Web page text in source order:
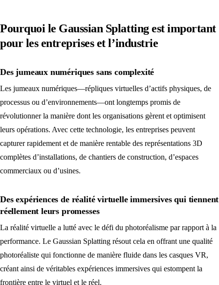
Pourquoi le Gaussian Splatting est important
pour les entreprises et l’industrie
Des jumeaux numériques sans complexité
Les jumeaux numériques—répliques virtuelles d’actifs physiques, de
processus ou d’environnements—ont longtemps promis de
révolutionner la manière dont les organisations gèrent et optimisent
leurs opérations. Avec cette technologie, les entreprises peuvent
capturer rapidement et de manière rentable des représentations 3D
complètes d’installations, de chantiers de construction, d’espaces
commerciaux ou d’usines.
Des expériences de réalité virtuelle immersives qui tiennent
réellement leurs promesses
La réalité virtuelle a lutté avec le défi du photoréalisme par rapport à la
performance. Le Gaussian Splatting résout cela en offrant une qualité
photoréaliste qui fonctionne de manière fluide dans les casques VR,
créant ainsi de véritables expériences immersives qui estompent la
frontière entre le virtuel et le réel.